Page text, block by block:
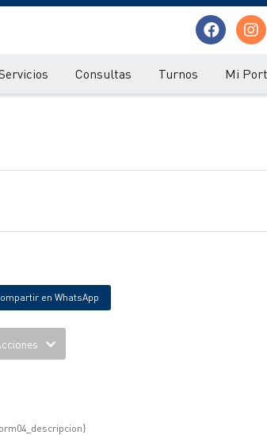
Consultas Turnos Mi
en WhatsApp